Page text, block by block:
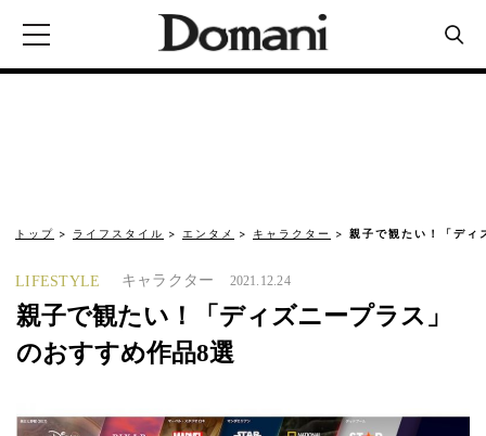
トップ ライフスタイル エンタメ キャラクター 親子で観たい！「ディ
LIFESTYLE キャラクター 2021.12.24
親子で観たい！「ディズニープラス」
のおすすめ作品8選